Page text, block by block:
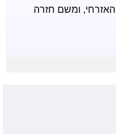
האזרחי, ומשם חזרה